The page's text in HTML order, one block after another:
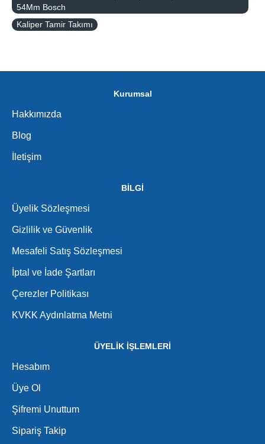
54Mm Bosch
Kaliper Tamir Takımı
Kurumsal
Hakkımızda
Blog
İletişim
BİLGİ
Üyelik Sözleşmesi
Gizlilik ve Güvenlik
Mesafeli Satış Sözleşmesi
İptal ve İade Şartları
Çerezler Politikası
KVKK Aydınlatma Metni
ÜYELİK İŞLEMLERİ
Hesabım
Üye Ol
Şifremi Unuttum
Sipariş Takip